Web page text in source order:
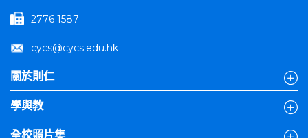
2776 1587
cycs@cycs.edu.hk
關於則仁
學與教
全校照片集